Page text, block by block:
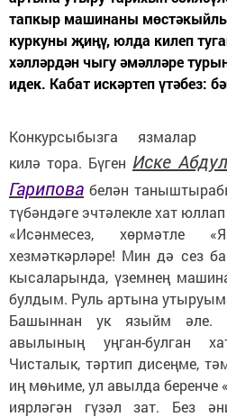
тапкыр машинаны мөстәкыйль
куркуны җиңү, юлда килеп
хәлләрдән чыгу әмәлләре
идек. Кабат искәртеп үтәбез:
Конкурсыбызга язмалар
килә тора. Бүген Иске
Гарипова белән
түбәндәге эчтәлекле хат
«Исәнмесез, хөрмәтле
хезмәткәрләре! Мин дә сез
кысаларында, үземнең
булдым. Руль артына
Башыннан ук языйм әле.
авылының уңган-булган
Чисталык, тәртип дисеңме,
иң мөһиме, ул авылда беренче
иярләгән гүзәл зат. Без